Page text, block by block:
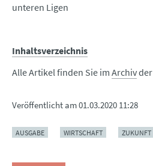
unteren Ligen
Inhaltsverzeichnis
Alle Artikel finden Sie im Archivder
Veröffentlicht am01.03.2020 11:28
AUSGABE WIRTSCHAFT ZUKUNFT